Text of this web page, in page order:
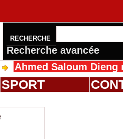
RECHERCHE
Recherche avancée
Saloum Dieng
SPORT